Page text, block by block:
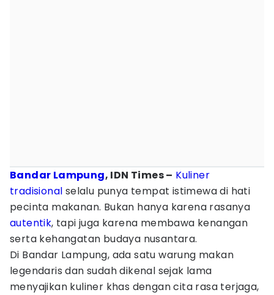
Bandar Lampung, IDN Times – Kuliner
tradisional selalu punya tempat istimewa di hati
pecinta makanan. Bukan hanya karena rasanya
autentik, tapi juga karena membawa kenangan
serta kehangatan budaya nusantara.
Di Bandar Lampung, ada satu warung makan
legendaris dan sudah dikenal sejak lama
menyajikan kuliner khas dengan cita rasa terjaga,